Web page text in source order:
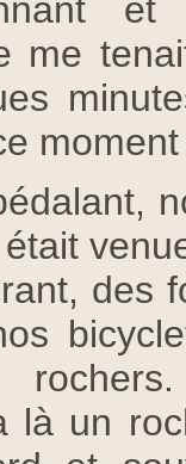
me
des
là un